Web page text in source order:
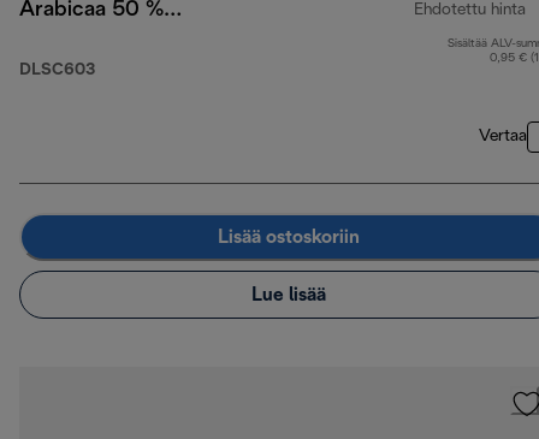
Arabicaa 50 %
DLSC603
Ehdotettu hinta
Sisältää ALV-
0,95 €
Vertaa
Lisää ostoskoriin
Lue lisää